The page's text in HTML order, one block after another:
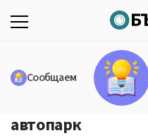
Сообщаем
автопарк